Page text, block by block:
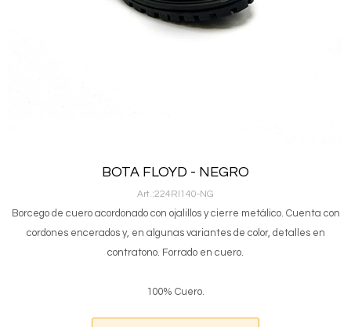
BOTA FLOYD - NEGRO
224RI140-NG
Borcego de cuero acordonado con ojalillos y cierre metálico. Cuenta con
cordones encerados y, en algunas variantes de color, detalles en
contratono. Forrado en cuero.
100% Cuero.